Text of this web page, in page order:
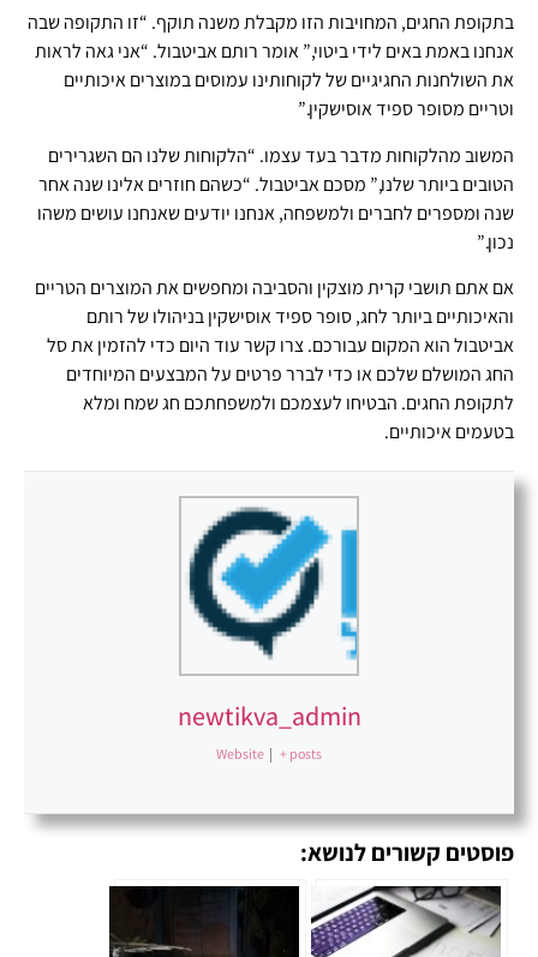
בתקופת החגים, המחויבות הזו מקבלת משנה תוקף. “זו התקופה שבה
אנחנו באמת באים לידי ביטוי,” אומר רותם אביטבול. “אני גאה לראות
את השולחנות החגיגיים של לקוחותינו עמוסים במוצרים איכותיים
וטריים מסופר ספיד אוסישקין.”
המשוב מהלקוחות מדבר בעד עצמו. “הלקוחות שלנו הם השגרירים
הטובים ביותר שלנו,” מסכם אביטבול. “כשהם חוזרים אלינו שנה אחר
שנה ומספרים לחברים ולמשפחה, אנחנו יודעים שאנחנו עושים משהו
נכון.”
אם אתם תושבי קרית מוצקין והסביבה ומחפשים את המוצרים הטריים
והאיכותיים ביותר לחג, סופר ספיד אוסישקין בניהולו של רותם
אביטבול הוא המקום עבורכם. צרו קשר עוד היום כדי להזמין את סל
החג המושלם שלכם או כדי לברר פרטים על המבצעים המיוחדים
לתקופת החגים. הבטיחו לעצמכם ולמשפחתכם חג שמח ומלא
בטעמים איכותיים.
newtikva_admin
Website | + posts
פוסטים קשורים לנושא: